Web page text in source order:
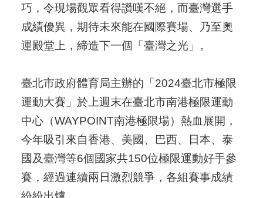
巧，令現場觀眾看得讚嘆不絕，而臺灣選手
成績優異，期待未來能在國際賽場、乃至奧
運殿堂上，締造下一個「臺灣之光」。
臺北市政府體育局主辦的「2024臺北市極限
運動大賽」於上週末在臺北市南港極限運動
中心（WAYPOINT南港極限場）熱血展開，
今年吸引來自香港、美國、巴西、日本、泰
國及臺灣等6個國家共150位極限運動好手參
賽，經過連續兩日激烈競爭，各組賽事成績